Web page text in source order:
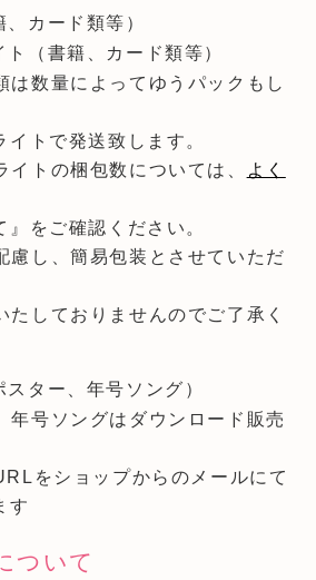
カード類等）
（書籍、カード類等）
は数量によってゆうパックもし
イトで発送致します。
イトの梱包数については、
よく
』をご確認ください。
慮し、簡易包装とさせていただ
たしておりませんのでご了承く
ター、年号ソング）
年号ソングはダウンロード販売
をショップからのメールにて
す
ついて